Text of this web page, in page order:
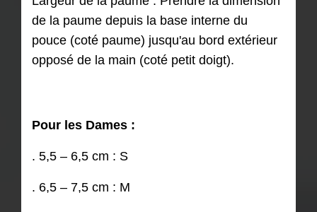
de la paume depuis la base interne du
pouce (coté paume) jusqu'au bord extérieur
opposé de la main (coté petit doigt).
Pour les Dames :
. 5,5 – 6,5 cm : S
. 6,5 – 7,5 cm : M